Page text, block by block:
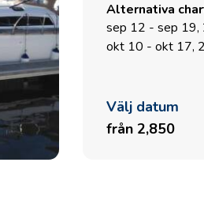
Alternativa
sep 12 - sep 19,
okt 10 - okt 17,
Välj datum
från 2,850